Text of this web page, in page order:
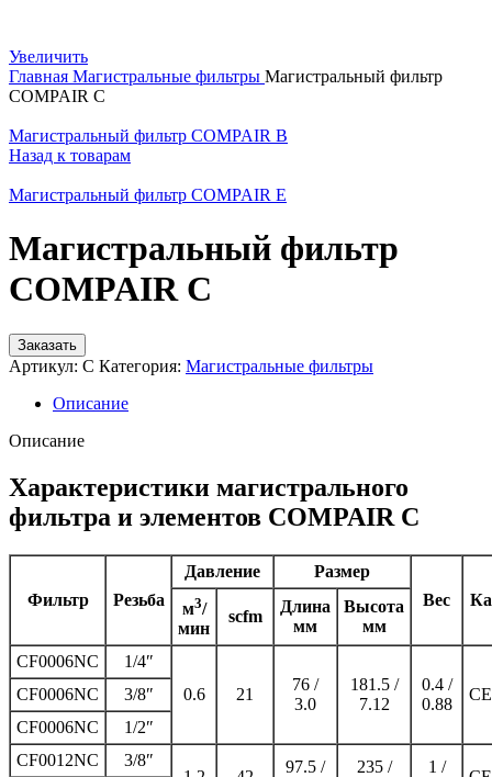
Увеличить
Главная Магистральные фильтры Магистральный фильтр
COMPAIR C
Магистральный фильтр COMPAIR B
Назад к товарам
Магистральный фильтр COMPAIR E
Магистральный фильтр
COMPAIR C
Заказать
Артикул: C Категория: Магистральные фильтры
Описание
Описание
Характеристики магистрального
фильтра и элементов COMPAIR C
Фильтр Резьба
Давление
Размер
Вес
м3/
мин
scfm
Длина
мм
Высота
мм
CF0006NC
1/4″
0.6
21
76 /
3.0
181.5 /
7.12
0.4 /
0.88
CF0006NC
3/8″
CF0006NC
1/2″
CF0012NC
3/8″
97.5 /
235 /
1 /